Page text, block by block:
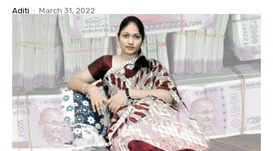
Aditi - March 31, 2022